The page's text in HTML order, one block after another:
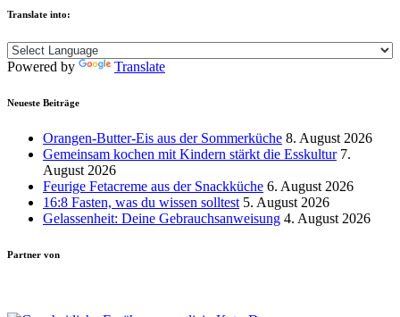
Translate into:
Powered by Translate
Neueste Beiträge
Orangen-Butter-Eis aus der Sommerküche 8. August 2026
Gemeinsam kochen mit Kindern stärkt die Esskultur 7.
August 2026
Feurige Fetacreme aus der Snackküche 6. August 2026
16:8 Fasten, was du wissen solltest 5. August 2026
Gelassenheit: Deine Gebrauchsanweisung 4. August 2026
Partner von